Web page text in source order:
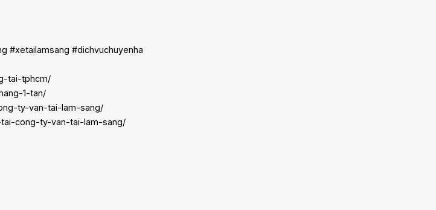
#xetailamsang #dichvuchuyenha
tai-tphcm/
1-tan/
ty-van-tai-lam-sang/
tai-cong-ty-van-tai-lam-sang/